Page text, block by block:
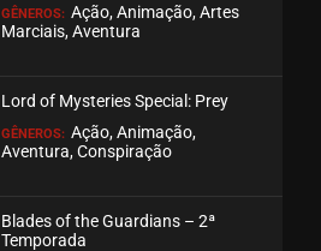
GÊNEROS: Ação, Animação, Artes
Marciais, Aventura
Lord of Mysteries Special: Prey
GÊNEROS: Ação, Animação,
Aventura, Conspiração
Blades of the Guardians – 2ª
Temporada